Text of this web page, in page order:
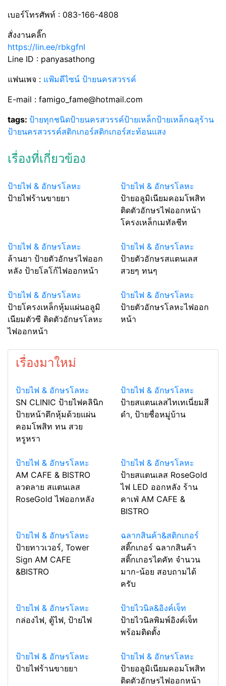
เบอร์โทรศัพท์ : 083-166-4808
สั่งงานคลิ๊ก
https://lin.ee/rbkgfnI
Line ID : panyasathong
แฟนเพจ : แฟ้มดีไซน์ ป้ายนครสวรรค์
E-mail : famigo_fame@hotmail.com
tags: ป้ายทุกชนิดป้ายนครสวรรค์ป้ายเหล็กป้ายเหล็กฉลุร้าน
ป้ายนครสวรรค์สติกเกอร์สติกเกอร์สะท้อนแสง
เรื่องที่เกี่ยวข้อง
ป้ายไฟ & อักษรโลหะ
ป้ายไฟร้านขายยา
ป้ายไฟ & อักษรโลหะ
ป้ายอลูมิเนียมคอมโพสิท
ติดตัวอักษรไฟออกหน้า
โครงเหล็กเมทัลชีท
ป้ายไฟ & อักษรโลหะ
ล้านยา ป้ายตัวอักษรไฟออก
หลัง ป้ายโลโก้ไฟออกหน้า
ป้ายไฟ & อักษรโลหะ
ป้ายตัวอักษรสแตนเลส
สวยๆ ทนๆ
ป้ายไฟ & อักษรโลหะ
ป้ายโครงเหล็กหุ้มแผ่นอลูมิ
เนียมตัวซี ติดตัวอักษรโลหะ
ไฟออกหน้า
ป้ายไฟ & อักษรโลหะ
ป้ายตัวอักษรโลหะไฟออก
หน้า
เรื่องมาใหม่
ป้ายไฟ & อักษรโลหะ
SN CLINIC ป้ายไฟคลินิก
ป้ายหน้าตึกหุ้มด้วยแผ่น
คอมโพสิท ทน สวย
หรูหรา
ป้ายไฟ & อักษรโลหะ
ป้ายสแตนเลสไทเทเนี่ยมสี
ดำ, ป้ายชื่อหมู่บ้าน
ป้ายไฟ & อักษรโลหะ
AM CAFE & BISTRO
ลวดลาย สแตนเลส
RoseGold ไฟออกหลัง
ป้ายไฟ & อักษรโลหะ
ป้ายสแตนเลส RoseGold
ไฟ LED ออกหลัง ร้าน
คาเฟ่ AM CAFE &
BISTRO
ป้ายไฟ & อักษรโลหะ
ป้ายทาวเวอร์, Tower
Sign AM CAFE
&BISTRO
ฉลากสินค้า&สติกเกอร์
สติ๊กเกอร์ ฉลากสินค้า
สติ๊กเกอรไดคัท จำนวน
มาก-น้อย สอบถามได้
ครับ
ป้ายไฟ & อักษรโลหะ
กล่องไฟ, ตู้ไฟ, ป้ายไฟ
ป้ายไวนิล&อิงค์เจ็ท
ป้ายไวนิลพิมพ์อิงค์เจ็ท
พร้อมติดตั้ง
ป้ายไฟ & อักษรโลหะ
ป้ายไฟร้านขายยา
ป้ายไฟ & อักษรโลหะ
ป้ายอลูมิเนียมคอมโพสิท
ติดตัวอักษรไฟออกหน้า